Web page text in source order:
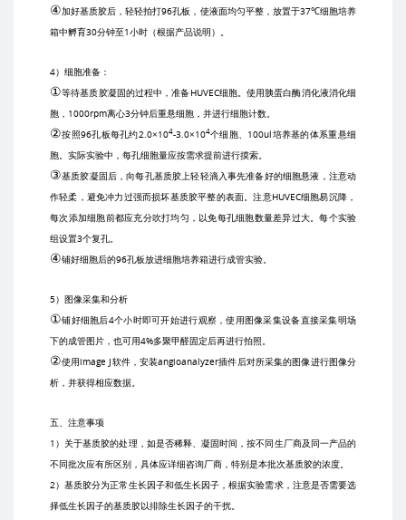
④加好基质胶后，轻轻拍打96孔板，使液面均匀平整，放置于37℃细胞培养
箱中孵育30分钟至1小时（根据产品说明）。
4）细胞准备：
①等待基质胶凝固的过程中，准备HUVEC细胞。使用胰蛋白酶消化液消化细
胞， 1000rpm离心3分钟后重悬细胞，并进行细胞计数。
②按照96孔板每孔约2.0×104-3.0×104个细胞、 100ul培养基的体系重悬细
胞。实际实验中，每孔细胞量应按需求提前进行摸索。
③基质胶凝固后，向每孔基质胶上轻轻滴入事先准备好的细胞悬液，注意动
作轻柔，避免冲力过强而损坏基质胶平整的表面。注意HUVEC细胞易沉降，
每次添加细胞前都应充分吹打均匀，以免每孔细胞数量差异过大。每个实验
组设置3个复孔。
④铺好细胞后的96孔板放进细胞培养箱进行成管实验。
5）图像采集和分析
①铺好细胞后4个小时即可开始进行观察，使用图像采集设备直接采集明场
下的成管图片，也可用4%多聚甲醛固定后再进行拍照。
②使用image J软件，安装angioanalyzer插件后对所采集的图像进行图像分
析，并获得相应数据。
五、注意事项
1 ）关于基质胶的处理，如是否稀释、凝固时间，按不同生厂商及同一产品的
不同批次应有所区别，具体应详细咨询厂商，特别是本批次基质胶的浓度。
2）基质胶分为正常生长因子和低生长因子，根据实验需求，注意是否需要选
择低生长因子的基质胶以排除生长因子的干扰。